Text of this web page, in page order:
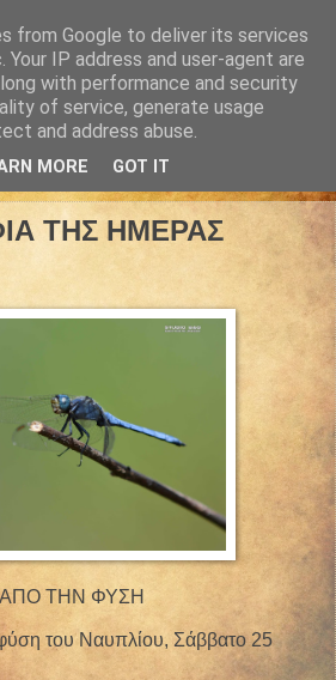
ΤΗΣ ΗΜΕΡΑΣ
ΑΠΟ ΤΗΝ ΦΥΣΗ
του Ναυπλίου, Σάββατο 25
from Google to deliver its services
IP address and user-agent are
with performance and security
of service, generate usage
and address abuse.
MORE GOT IT